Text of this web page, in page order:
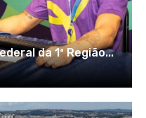
da 1ª Região...